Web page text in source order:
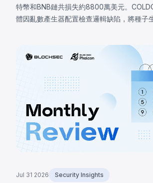
特幣和BNB鏈共損失約8800萬美元。
體因亂數產生器配置檢查邏輯缺陷，將種子
洞損失約57.8萬美元，攻擊者觸發特權
PancakeSwap V2流動池抽取LULA並操控
Jul 31 2026 Security Insights